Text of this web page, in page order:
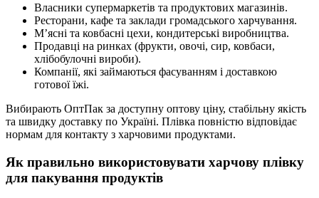
Власники супермаркетів та продуктових магазинів.
Ресторани, кафе та заклади громадського харчування.
М’ясні та ковбасні цехи, кондитерські виробництва.
Продавці на ринках (фрукти, овочі, сир, ковбаси,
хлібобулочні вироби).
Компанії, які займаються фасуванням і доставкою
готової їжі.
Вибирають ОптПак за доступну оптову ціну, стабільну якість
та швидку доставку по Україні. Плівка повністю відповідає
нормам для контакту з харчовими продуктами.
Як правильно використовувати харчову плівку
для пакування продуктів